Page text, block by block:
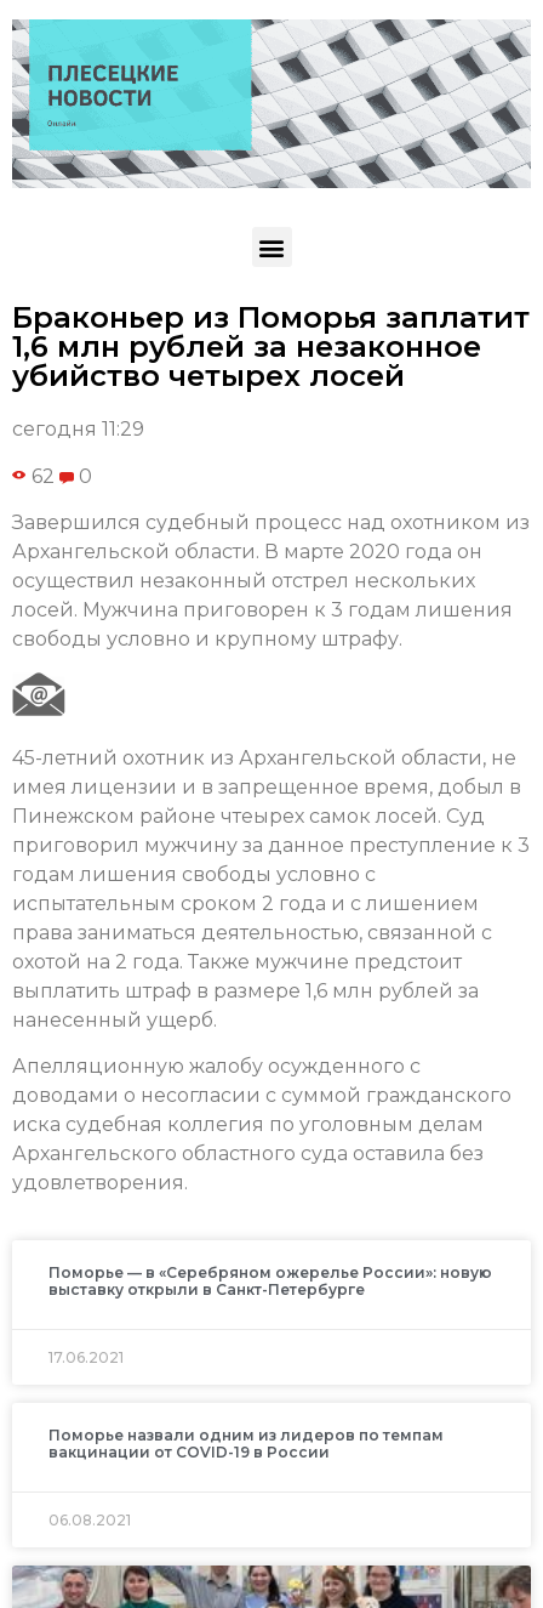
Браконьер из Поморья заплатит
1,6 млн рублей за незаконное
убийство четырех лосей
сегодня 11:29
62 0
Завершился судебный процесс над охотником из
Архангельской области. В марте 2020 года он
осуществил незаконный отстрел нескольких
лосей. Мужчина приговорен к 3 годам лишения
свободы условно и крупному штрафу.
45-летний охотник из Архангельской области, не
имея лицензии и в запрещенное время, добыл в
Пинежском районе чтеырех самок лосей. Суд
приговорил мужчину за данное преступление к 3
годам лишения свободы условно с
испытательным сроком 2 года и с лишением
права заниматься деятельностью, связанной с
охотой на 2 года. Также мужчине предстоит
выплатить штраф в размере 1,6 млн рублей за
нанесенный ущерб.
Апелляционную жалобу осужденного с
доводами о несогласии с суммой гражданского
иска судебная коллегия по уголовным делам
Архангельского областного суда оставила без
удовлетворения.
Поморье — в «Серебряном ожерелье России»: новую
выставку открыли в Санкт-Петербурге
17.06.2021
Поморье назвали одним из лидеров по темпам
вакцинации от COVID-19 в России
06.08.2021